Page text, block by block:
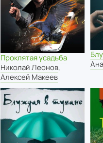
Проклятая усадьба
Николай Леонов,
Алексей Макеев